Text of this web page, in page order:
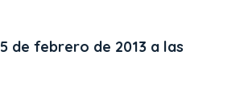
5 de febrero de 2013 a las